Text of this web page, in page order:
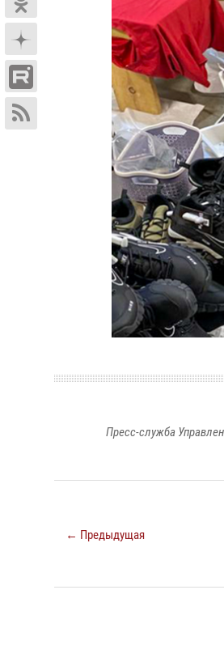
Пресс-служба
← Предыдущая